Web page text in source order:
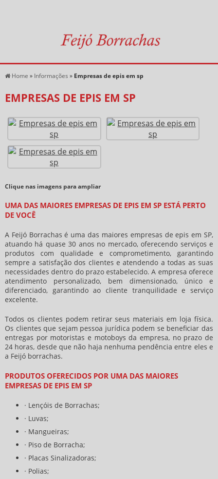
Home » Informações » Empresas de epis em sp
EMPRESAS DE EPIS EM SP
Clique nas imagens para ampliar
UMA DAS MAIORES EMPRESAS DE EPIS EM SP ESTÁ PERTO
DE VOCÊ
A Feijó Borrachas é uma das maiores empresas de epis em SP,
atuando há quase 30 anos no mercado, oferecendo serviços e
produtos com qualidade e comprometimento, garantindo
sempre a satisfação dos clientes e atendendo a todas as suas
necessidades dentro do prazo estabelecido. A empresa oferece
atendimento personalizado, bem dimensionado, único e
diferenciado, garantindo ao cliente tranquilidade e serviço
excelente.
Todos os clientes podem retirar seus materiais em loja física.
Os clientes que sejam pessoa jurídica podem se beneficiar das
entregas por motoristas e motoboys da empresa, no prazo de
24 horas, desde que não haja nenhuma pendência entre eles e
a Feijó borrachas.
PRODUTOS OFERECIDOS POR UMA DAS MAIORES
EMPRESAS DE EPIS EM SP
· Lençóis de Borrachas;
· Luvas;
· Mangueiras;
· Piso de Borracha;
· Placas Sinalizadoras;
· Polias;